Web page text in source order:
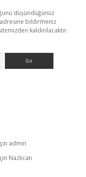
düşündüğünüz
adresine bildirmeniz
kaldırılacaktır.
admin
Nazlıcan